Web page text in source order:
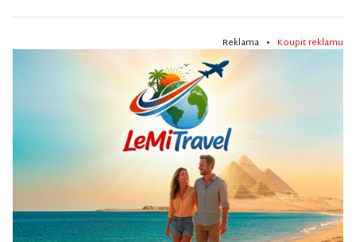
Reklama • Koupit reklamu